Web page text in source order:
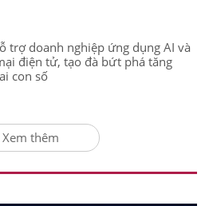
trợ doanh nghiệp ứng dụng AI và
điện tử, tạo đà bứt phá tăng
con số
Xem thêm